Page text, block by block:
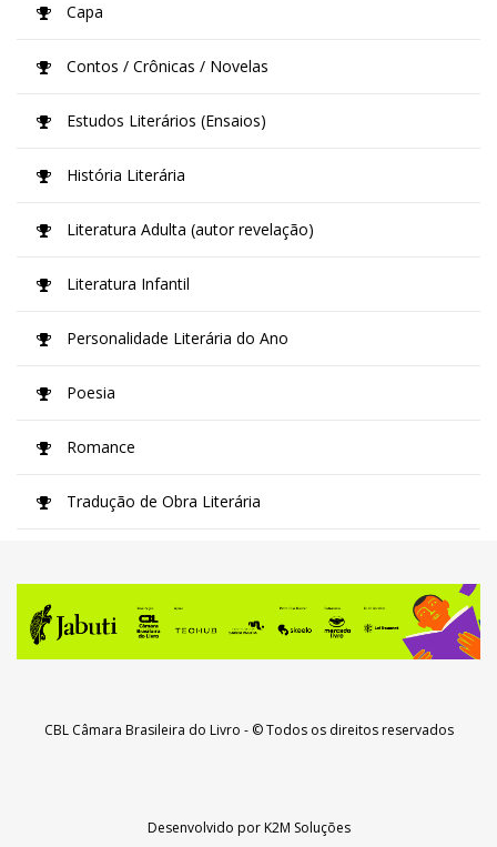
Capa
Contos / Crônicas / Novelas
Estudos Literários (Ensaios)
História Literária
Literatura Adulta (autor revelação)
Literatura Infantil
Personalidade Literária do Ano
Poesia
Romance
Tradução de Obra Literária
CBL Câmara Brasileira do Livro - © Todos os direitos reservados
Desenvolvido porK2M Soluções